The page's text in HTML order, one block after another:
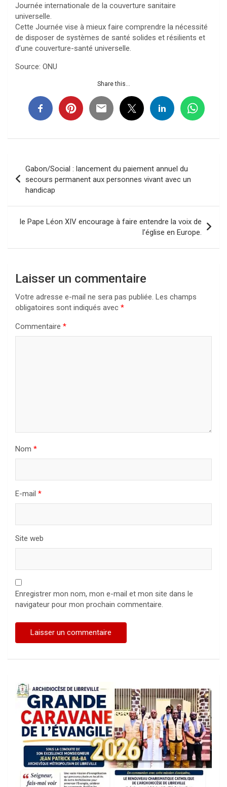
Journée internationale de la couverture sanitaire
universelle.
Cette Journée vise à mieux faire comprendre la nécessité
de disposer de systèmes de santé solides et résilients et
d’une couverture-santé universelle.
Source: ONU
Share this...
de
l’article
Gabon/Social : lancement du paiement annuel du
secours permanent aux personnes vivant avec un
handicap
le Pape Léon XIV encourage à faire entendre la voix de
l’église en Europe.
Laisser un commentaire
Votre adresse e-mail ne sera pas publiée. Les champs
obligatoires sont indiqués avec *
Commentaire *
Nom *
E-mail *
Site web
Enregistrer mon nom, mon e-mail et mon site dans le
navigateur pour mon prochain commentaire.